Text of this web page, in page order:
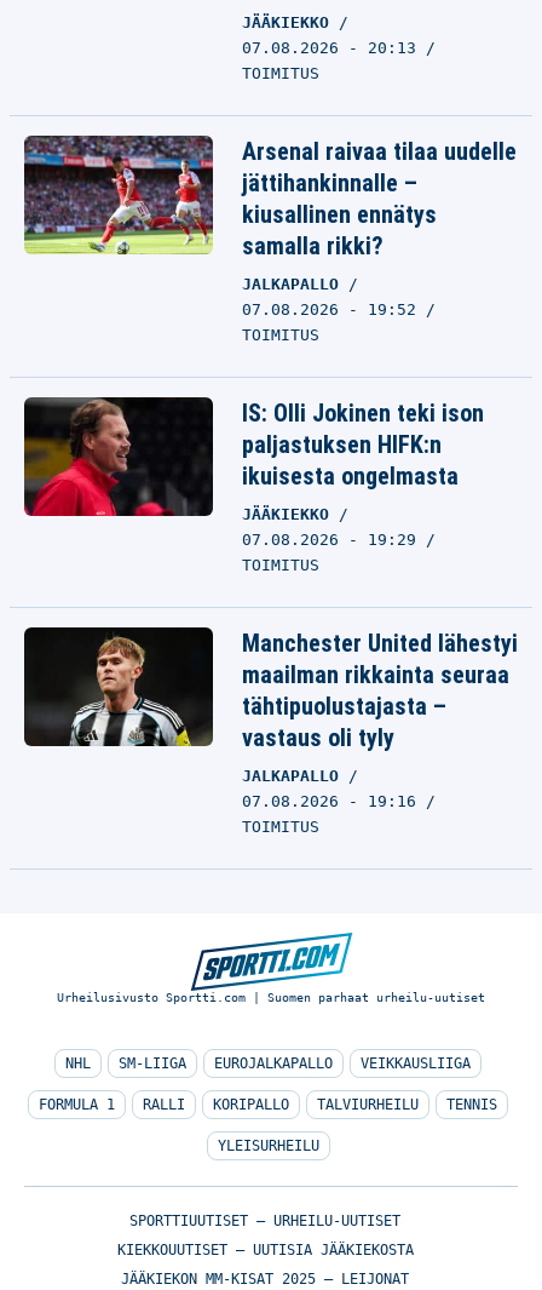
JÄÄKIEKKO
07.08.2026 - 20:13
TOIMITUS
Arsenal raivaa tilaa uudelle
jättihankinnalle –
kiusallinen ennätys
samalla rikki?
JALKAPALLO
07.08.2026 - 19:52
TOIMITUS
IS: Olli Jokinen teki ison
paljastuksen HIFK:n
ikuisesta ongelmasta
JÄÄKIEKKO
07.08.2026 - 19:29
TOIMITUS
Manchester United lähestyi
maailman rikkainta seuraa
tähtipuolustajasta –
vastaus oli tyly
JALKAPALLO
07.08.2026 - 19:16
TOIMITUS
Urheilusivusto Sportti.com | Suomen parhaat urheilu-uutiset
NHL SM-LIIGA EUROJALKAPALLO VEIKKAUSLIIGA
FORMULA 1 RALLI KORIPALLO TALVIURHEILU TENNIS
YLEISURHEILU
SPORTTIUUTISET – URHEILU-UUTISET
KIEKKOUUTISET – UUTISIA JÄÄKIEKOSTA
JÄÄKIEKON MM-KISAT 2025 – LEIJONAT